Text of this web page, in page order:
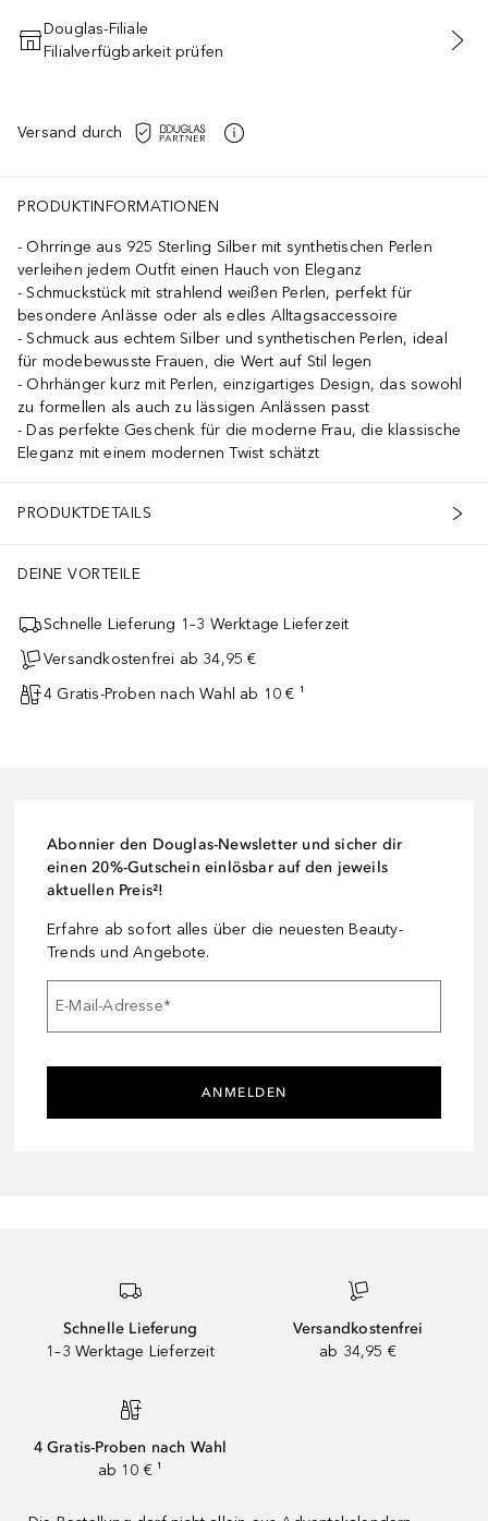
IN DEN WARENKORB
Douglas-Filiale
Filialverfügbarkeit prüfen
Versand durch
PRODUKTINFORMATIONEN
Ohrringe aus 925 Sterling Silber mit synthetischen Perlen
verleihen jedem Outfit einen Hauch von Eleganz
Schmuckstück mit strahlend weißen Perlen, perfekt für
besondere Anlässe oder als edles Alltagsaccessoire
Schmuck aus echtem Silber und synthetischen Perlen, ideal
für modebewusste Frauen, die Wert auf Stil legen
Ohrhänger kurz mit Perlen, einzigartiges Design, das sowohl
zu formellen als auch zu lässigen Anlässen passt
Das perfekte Geschenk für die moderne Frau, die klassische
Eleganz mit einem modernen Twist schätzt
PRODUKTDETAILS
DEINE VORTEILE
Schnelle Lieferung 1–3 Werktage Lieferzeit
Versandkostenfrei ab 34,95 €
4 Gratis-Proben nach Wahl ab 10 € ¹
Abonnier den Douglas-Newsletter und sicher dir
einen 20%-Gutschein einlösbar auf den jeweils
aktuellen Preis²!
Erfahre ab sofort alles über die neuesten Beauty-
Trends und Angebote.
E-Mail-Adresse*
ANMELDEN
Schnelle Lieferung
1–3 Werktage Lieferzeit
Versandkostenfrei
ab 34,95 €
4 Gratis-Proben nach Wahl
ab 10 € ¹